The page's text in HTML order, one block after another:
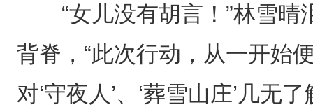
“女儿没有胡言！”林雪晴
背脊，“此次行动，从一开始
对‘守夜人’、‘葬雪山庄’几无